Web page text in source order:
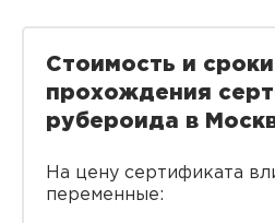
Стоимость и сроки
прохождения
рубероида в
На цену сертификата
переменные: